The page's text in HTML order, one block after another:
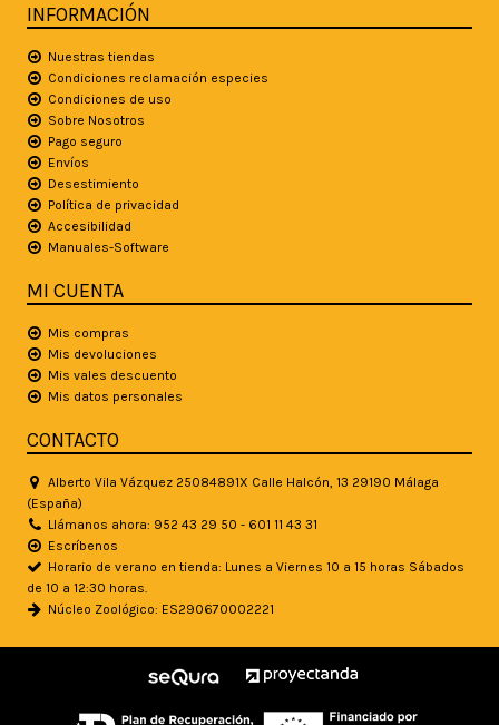
INFORMACIÓN
Nuestras tiendas
Condiciones reclamación especies
Condiciones de uso
Sobre Nosotros
Pago seguro
Envíos
Desestimiento
Política de privacidad
Accesibilidad
Manuales-Software
MI CUENTA
Mis compras
Mis devoluciones
Mis vales descuento
Mis datos personales
CONTACTO
Alberto Vila Vázquez 25084891X Calle Halcón, 13 29190 Málaga
(España)
Llámanos ahora: 952 43 29 50 - 601 11 43 31
Escríbenos
Horario de verano en tienda: Lunes a Viernes 10 a 15 horas Sábados
de 10 a 12:30 horas.
Núcleo Zoológico: ES290670002221